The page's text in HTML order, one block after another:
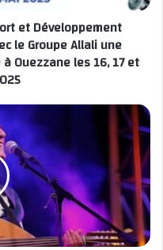
et au Haouz
et Développement
le Groupe Allali une
Ouezzane les 16, 17 et